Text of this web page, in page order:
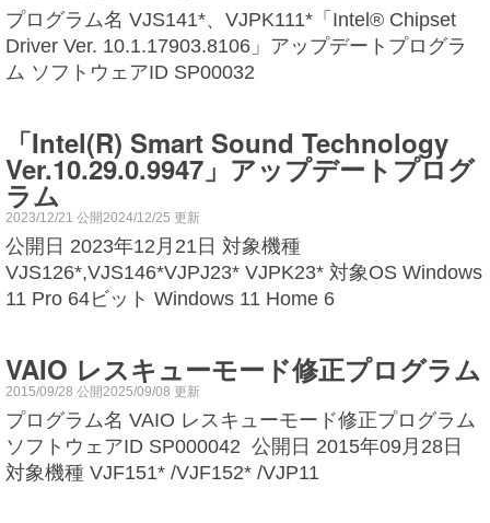
プログラム名 VJS141*、VJPK111*「Intel® Chipset
Driver Ver. 10.1.17903.8106」アップデートプログラ
ム ソフトウェアID SP00032
「Intel(R) Smart Sound Technology
Ver.10.29.0.9947」アップデートプログ
ラム
2023/12/21 公開2024/12/25 更新
公開日 2023年12月21日 対象機種
VJS126*,VJS146*VJPJ23* VJPK23* 対象OS Windows
11 Pro 64ビット Windows 11 Home 6
VAIO レスキューモード修正プログラム
2015/09/28 公開2025/09/08 更新
プログラム名 VAIO レスキューモード修正プログラム
ソフトウェアID SP000042 公開日 2015年09月28日
対象機種 VJF151* /VJF152* /VJP11